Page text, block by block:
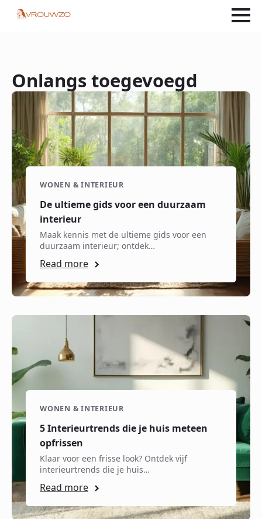
Onlangs toegevoegd
De ultieme gids voor een duurzaam
interieur
WONEN & INTERIEUR
Maak kennis met de ultieme gids voor een
duurzaam interieur; ontdek…
Read more
5 Interieurtrends die je huis meteen
opfrissen
WONEN & INTERIEUR
Klaar voor een frisse look? Ontdek vijf
interieurtrends die je huis…
Read more